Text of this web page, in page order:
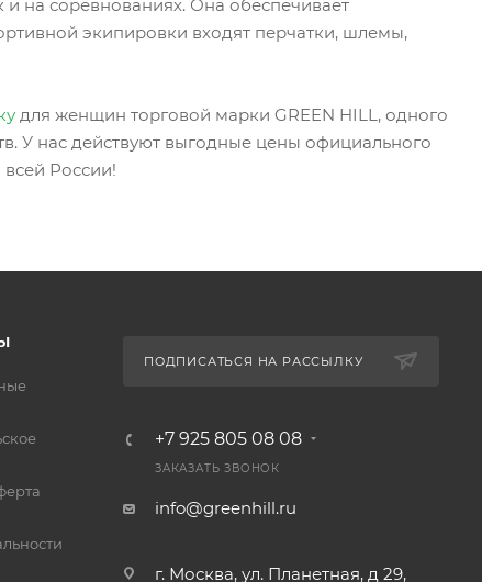
на соревнованиях. Она обеспечивает
экипировки входят перчатки, шлемы,
для женщин торговой марки GREEN HILL, одного
У нас действуют выгодные цены официального
России!
ПОДПИСАТЬСЯ НА РАССЫЛКУ
+7 925 805 08 08
ЗАКАЗАТЬ ЗВОНОК
info@greenhill.ru
г. Москва, ул. Планетная, д 29,